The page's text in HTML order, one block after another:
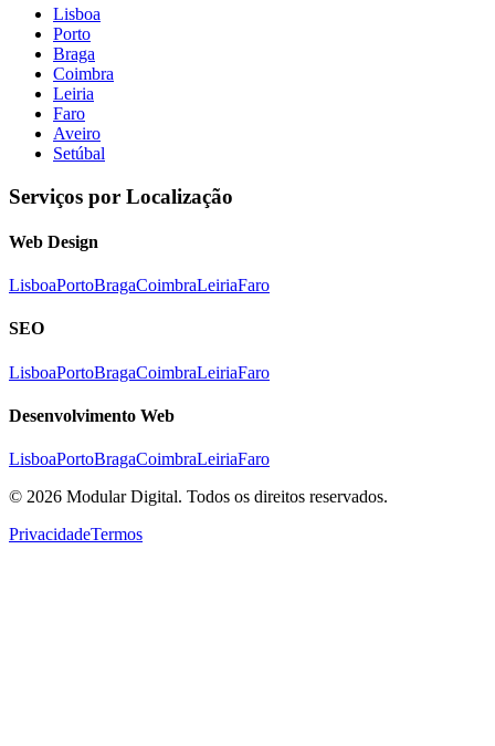
Lisboa
Porto
Braga
Coimbra
Leiria
Faro
Aveiro
Setúbal
Serviços por Localização
Web Design
LisboaPortoBragaCoimbraLeiriaFaro
SEO
LisboaPortoBragaCoimbraLeiriaFaro
Desenvolvimento Web
LisboaPortoBragaCoimbraLeiriaFaro
© 2026 Modular Digital. Todos os direitos reservados.
PrivacidadeTermos